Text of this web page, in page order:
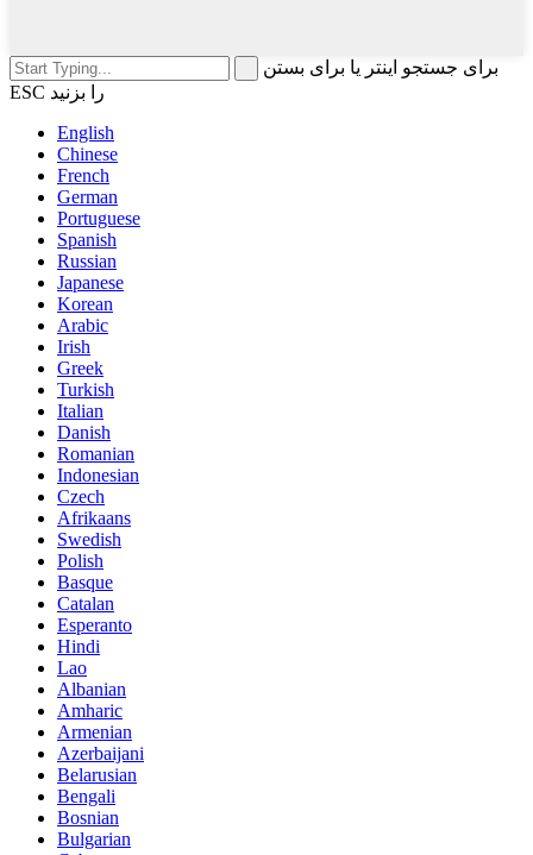
برای جستجو اینتر یا برای بستن
ESC را بزنید
English
Chinese
French
German
Portuguese
Spanish
Russian
Japanese
Korean
Arabic
Irish
Greek
Turkish
Italian
Danish
Romanian
Indonesian
Czech
Afrikaans
Swedish
Polish
Basque
Catalan
Esperanto
Hindi
Lao
Albanian
Amharic
Armenian
Azerbaijani
Belarusian
Bengali
Bosnian
Bulgarian